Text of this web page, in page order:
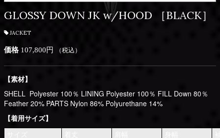
GLOSSY DOWN JK w/HOOD ［BLACK］
JACKET
価格 107,800円 （税込）
【素材】
SHELL Polyester 100％ LINING Polyester 100％ FILL Down 80％
Feather 20% PARTS Nylon 86% Polyurethane 14%
【着用サイズ】